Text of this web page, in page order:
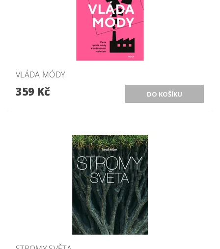
VLÁDA MÓDY
359 Kč